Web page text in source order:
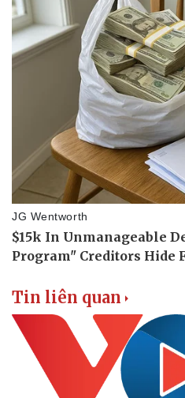
Pháp luật
Vụ án
Tin nóng
Tư vấn luật
Tin liên quan